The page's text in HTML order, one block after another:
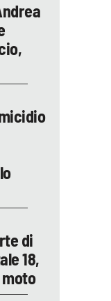
di
18,
moto